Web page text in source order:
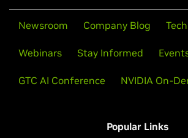
Newsroom Company Blog
Webinars Stay Informed
GTC AI Conference NVIDIA On-
Popular Links